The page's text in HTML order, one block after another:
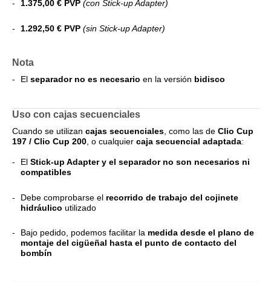
1.375,00 € PVP (con Stick-up Adapter)
1.292,50 € PVP (sin Stick-up Adapter)
Nota
El separador no es necesario en la versión bidisco
Uso con cajas secuenciales
Cuando se utilizan cajas secuenciales , como las de Clio Cup
197 / Clio Cup 200 , o cualquier caja secuencial adaptada:
El Stick-up Adapter y el separador no son necesarios ni
compatibles
Debe comprobarse el recorrido de trabajo del cojinete
hidráulico utilizado
Bajo pedido, podemos facilitar la medida desde el plano de
montaje del cigüeñal hasta el punto de contacto del
bombín